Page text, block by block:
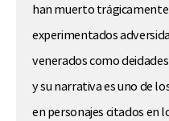
han muerto trágicamente
experimentados
venerados como
y su narrativa es uno de
en personajes citados en